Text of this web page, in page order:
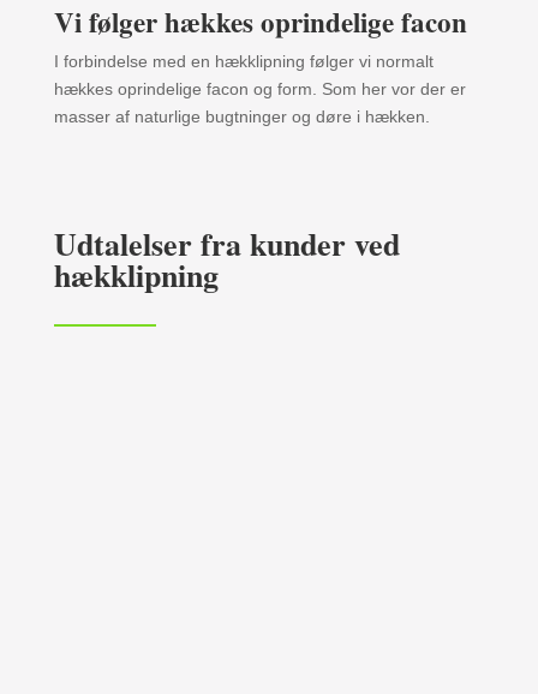
Vi følger hækkes oprindelige facon
I forbindelse med en hækklipning følger vi normalt
hækkes oprindelige facon og form. Som her vor der er
masser af naturlige bugtninger og døre i hækken.
Udtalelser fra kunder ved
hækklipning